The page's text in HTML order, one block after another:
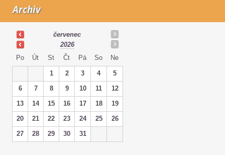
Archiv
červenec
2026
Po
Út St Čt Pá So Ne
1 2 3 4
5
6
7 8 9 10 11
12
13
14 15 16 17 18
19
20
21 22 23 24 25
26
27
28 29 30 31